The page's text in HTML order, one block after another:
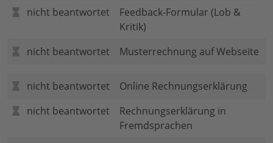
nicht beantwortet
Feedback-Formular (Lob &
Kritik)
nicht beantwortet
Musterrechnung auf Webseite
nicht beantwortet
Online Rechnungserklärung
nicht beantwortet
Rechnungserklärung in
Fremdsprachen